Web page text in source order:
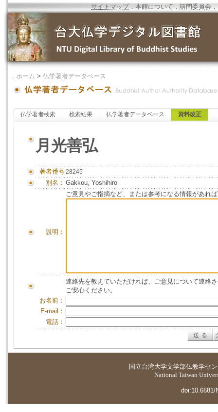
サイトマップ．本館について ．諮問委員会 ．
． ホーム > 仏学著者データベース
仏学著者検索 検索結果 仏学著者データベース 資料改正
月光善弘
著者番号28245
別名： Gakkou, Yoshihiro
説明：
ご意見やご指摘など、または参考になる情報があれ
連絡先を教えていただければ、ご意見について連絡
ご安心ください。
お名前：
E-mail：
電話：
国立台湾大学文学部仏教学セ
National Taiwan
doi:10.6681/